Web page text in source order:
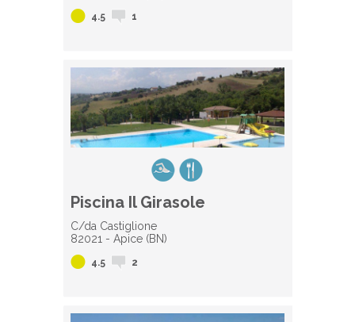
4.5 1
Piscina Il Girasole
C/da Castiglione
82021 - Apice (BN)
4.5 2